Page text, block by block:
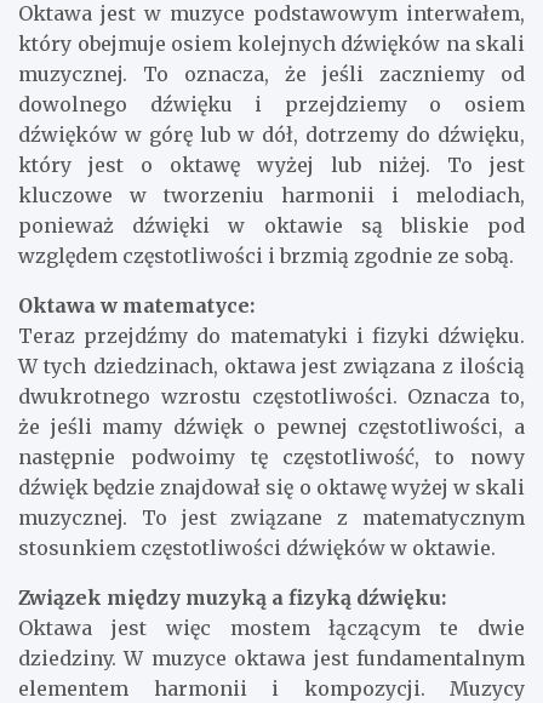
Oktawa jest w muzyce podstawowym interwałem,
który obejmuje osiem kolejnych dźwięków na skali
muzycznej. To oznacza, że jeśli zaczniemy od
dowolnego dźwięku i przejdziemy o osiem
dźwięków w górę lub w dół, dotrzemy do dźwięku,
który jest o oktawę wyżej lub niżej. To jest
kluczowe w tworzeniu harmonii i melodiach,
ponieważ dźwięki w oktawie są bliskie pod
względem częstotliwości i brzmią zgodnie ze sobą.
Oktawa w matematyce:
Teraz przejdźmy do matematyki i fizyki dźwięku.
W tych dziedzinach, oktawa jest związana z ilością
dwukrotnego wzrostu częstotliwości. Oznacza to,
że jeśli mamy dźwięk o pewnej częstotliwości, a
następnie podwoimy tę częstotliwość, to nowy
dźwięk będzie znajdował się o oktawę wyżej w skali
muzycznej. To jest związane z matematycznym
stosunkiem częstotliwości dźwięków w oktawie.
Związek między muzyką a fizyką dźwięku:
Oktawa jest więc mostem łączącym te dwie
dziedziny. W muzyce oktawa jest fundamentalnym
elementem harmonii i kompozycji. Muzycy